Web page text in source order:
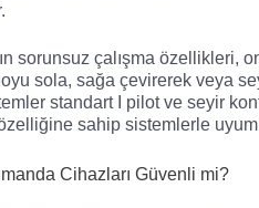
sorunsuz çalışma özellikleri,
sola, sağa çevirerek veya
standart I pilot ve seyir
sahip sistemlerle
Cihazları Güvenli mi?